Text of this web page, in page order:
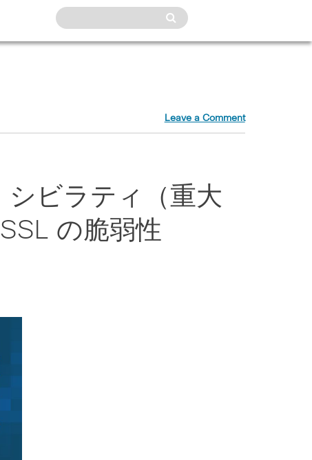
Leave a Comment
ビラティ（重大
の脆弱性